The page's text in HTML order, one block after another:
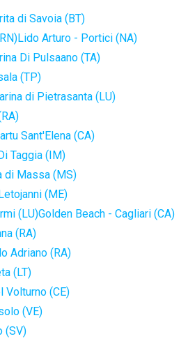
di Savoia (BT)
Lido Arturo - Portici (NA)
Di Pulsaano (TA)
(TP)
di Pietrasanta (LU)
Sant'Elena (CA)
Taggia (IM)
di Massa (MS)
(ME)
(LU)Golden Beach - Cagliari (CA)
(RA)
Adriano (RA)
(LT)
Volturno (CE)
(VE)
(SV)